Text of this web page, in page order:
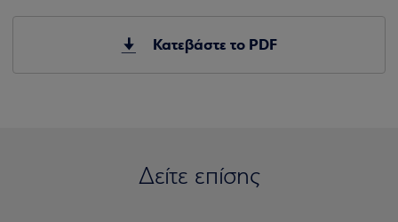
Κατεβάστε το PDF
Δείτε επίσης